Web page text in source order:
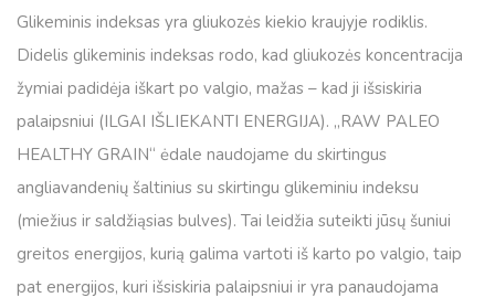
Glikeminis indeksas yra gliukozės kiekio kraujyje rodiklis.
Didelis glikeminis indeksas rodo, kad gliukozės koncentracija
žymiai padidėja iškart po valgio, mažas – kad ji išsiskiria
palaipsniui (ILGAI IŠLIEKANTI ENERGIJA). „RAW PALEO
HEALTHY GRAIN“ ėdale naudojame du skirtingus
angliavandenių šaltinius su skirtingu glikeminiu indeksu
(miežius ir saldžiąsias bulves). Tai leidžia suteikti jūsų šuniui
greitos energijos, kurią galima vartoti iš karto po valgio, taip
pat energijos, kuri išsiskiria palaipsniui ir yra panaudojama